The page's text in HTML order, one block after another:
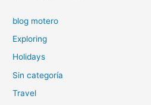
blog motero
Exploring
Holidays
Sin categoría
Travel